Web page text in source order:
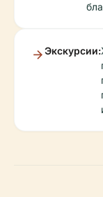
Экскурсии: